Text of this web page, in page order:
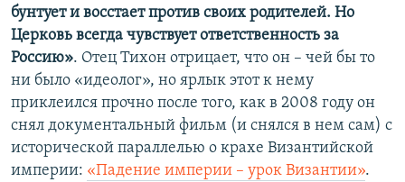
бунтует и восстает против своих родителей. Но
Церковь всегда чувствует ответственность за
Россию». Отец Тихон отрицает, что он – чей бы то
ни было «идеолог», но ярлык этот к нему
приклеился прочно после того, как в 2008 году он
снял документальный фильм (и снялся в нем сам) с
исторической параллелью о крахе Византийской
империи: «Падение империи – урок Византии».